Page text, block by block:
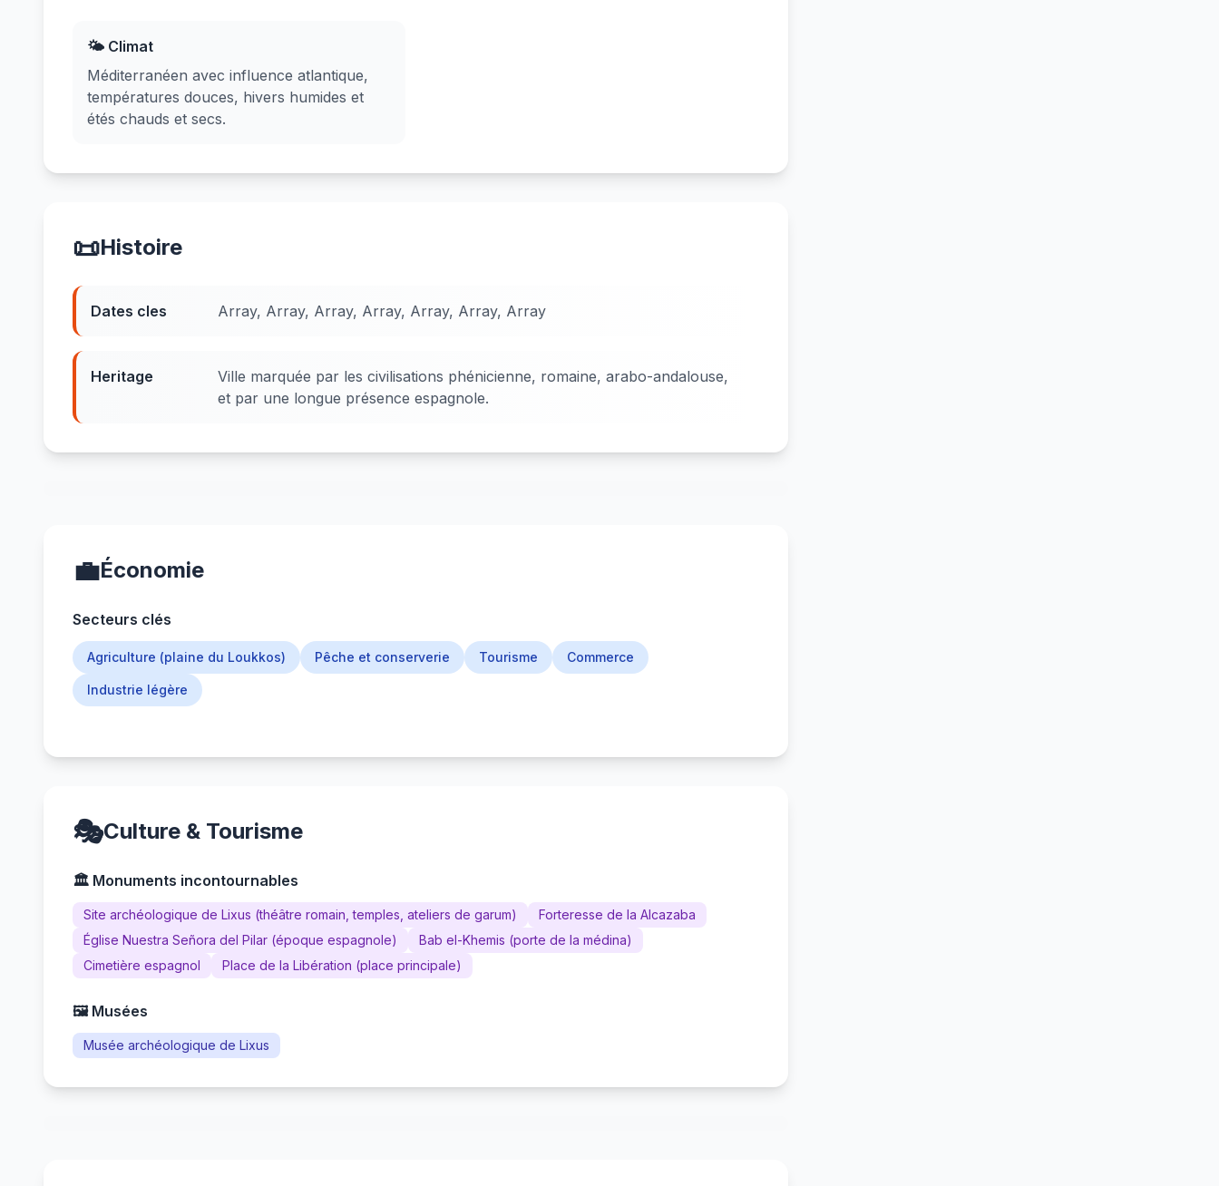
🌤️ Climat
Méditerranéen avec influence atlantique,
températures douces, hivers humides et
étés chauds et secs.
📜Histoire
Dates cles Array, Array, Array, Array, Array, Array, Array
Heritage
Ville marquée par les civilisations phénicienne, romaine, arabo-andalouse,
et par une longue présence espagnole.
💼Économie
Secteurs clés
Agriculture (plaine du Loukkos) Pêche et conserverie Tourisme Commerce
Industrie légère
🎭Culture & Tourisme
🏛️ Monuments incontournables
Site archéologique de Lixus (théâtre romain, temples, ateliers de garum)
Forteresse de la Alcazaba
Église Nuestra Señora del Pilar (époque espagnole)
Bab el-Khemis (porte de la médina)
Cimetière espagnol
Place de la Libération (place principale)
🖼️ Musées
Musée archéologique de Lixus